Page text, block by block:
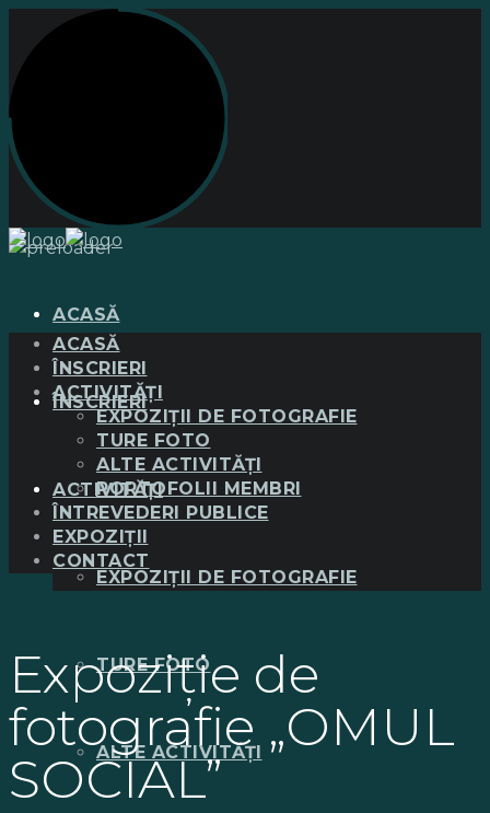
ACASĂ
ÎNSCRIERI
ACTIVITĂȚI
EXPOZIȚII DE FOTOGRAFIE
TURE FOTO
ALTE ACTIVITĂȚI
ACASĂ
ÎNSCRIERI
ACTIVITĂȚI
EXPOZIȚII DE FOTOGRAFIE
TURE FOTO
ALTE ACTIVITĂȚI
PORTOFOLII MEMBRI
ÎNTREVEDERI PUBLICE
EXPOZIȚII
CONTACT
Expoziție de
fotografie „OMUL
SOCIAL”